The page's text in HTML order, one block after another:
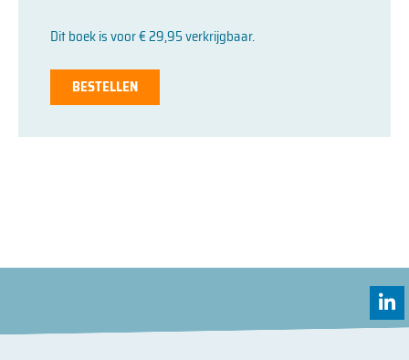
Dit boek is voor € 29,95 verkrijgbaar.
BESTELLEN
L
i
n